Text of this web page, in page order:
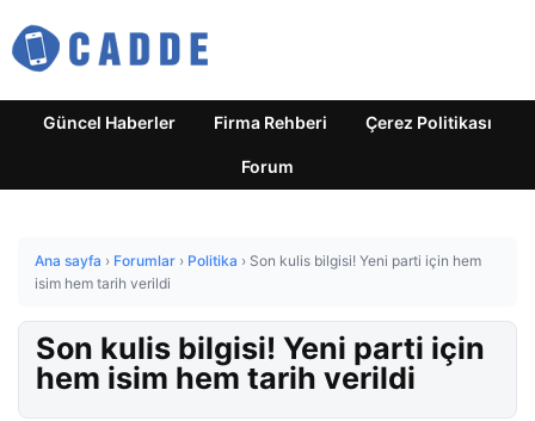
Güncel Haberler Firma Rehberi Çerez Politikası
Forum
Ana sayfa › Forumlar › Politika › Son kulis bilgisi! Yeni parti için hem
isim hem tarih verildi
Son kulis bilgisi! Yeni parti için
hem isim hem tarih verildi